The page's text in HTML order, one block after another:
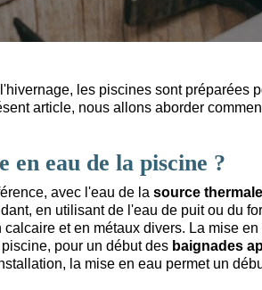
les piscines sont préparées
article, nous allons aborder
eau de la piscine ?
avec l'eau de la source thermale
en utilisant de l'eau de puit ou du
et en métaux divers. La mise
pour un début des baignades
la mise en eau permet un